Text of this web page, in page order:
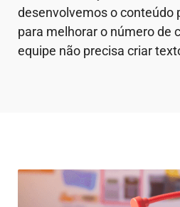
desenvolvemos o conteúdo
para melhorar o número de
equipe não precisa criar